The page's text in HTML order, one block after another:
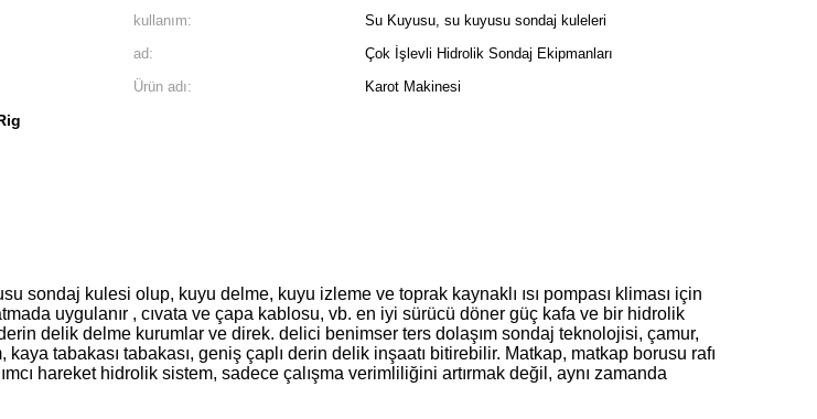
kullanım:
Su Kuyusu, su kuyusu sondaj kuleleri
ad:
Çok İşlevli Hidrolik Sondaj Ekipmanları
Ürün adı:
Karot Makinesi
sondaj kulesi olup, kuyu delme, kuyu izleme ve toprak kaynaklı ısı pompası kliması için
uygulanır , cıvata ve çapa kablosu, vb. en iyi sürücü döner güç kafa ve bir hidrolik
delik delme kurumlar ve direk. delici benimser ters dolaşım sondaj teknolojisi, çamur,
tabakası tabakası, geniş çaplı derin delik inşaatı bitirebilir. Matkap, matkap borusu rafı
hareket hidrolik sistem, sadece çalışma verimliliğini artırmak değil, aynı zamanda